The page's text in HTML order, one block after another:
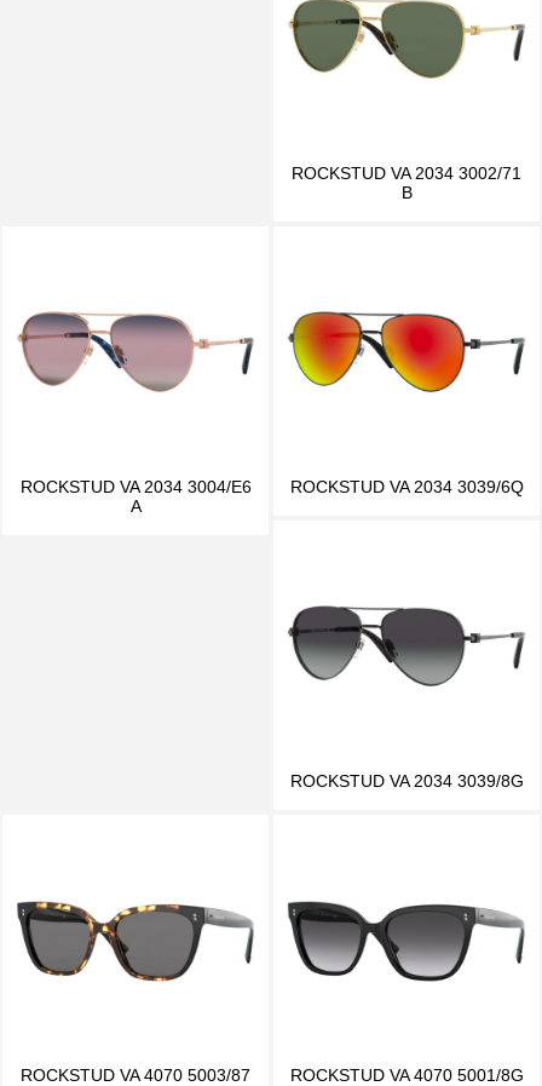
ROCKSTUD VA 2034 3002/71
B
ROCKSTUD VA 2034 3004/E6
A
ROCKSTUD VA 2034 3039/6Q
ROCKSTUD VA 2034 3039/8G
ROCKSTUD VA 4070 5003/87 ROCKSTUD VA 4070 5001/8G